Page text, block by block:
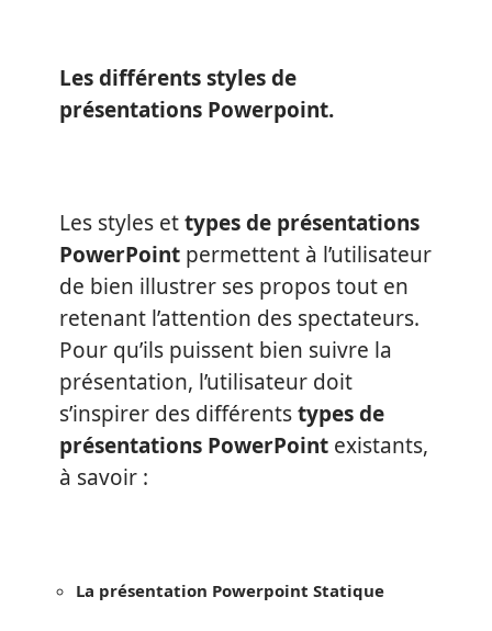
Les différents styles de
présentations Powerpoint.
Les styles ettypes de présentations
PowerPoint permettent à l’utilisateur
de bien illustrer ses propos tout en
retenant l’attention des spectateurs.
Pour qu’ils puissent bien suivre la
présentation, l’utilisateur doit
s’inspirer des différentstypes de
présentations PowerPoint existants,
à savoir :
La présentation Powerpoint Statique